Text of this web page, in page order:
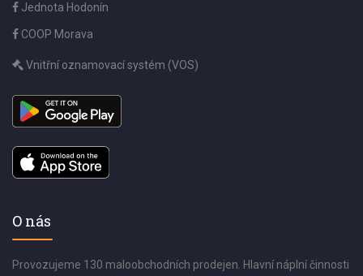
Jednota Hodonín
COOP Morava
Vnitřní oznamovací systém (VOS)
O nás
Provozujeme 130 maloobchodních prodejen. Hlavní náplní činnosti